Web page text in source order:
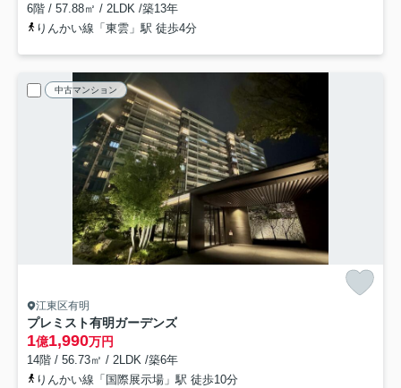
6階 / 57.88㎡ / 2LDK /築13年
りんかい線「東雲」駅 徒歩4分
中古マンション
江東区有明
プレミスト有明ガーデンズ
1億1,990万円
14階 / 56.73㎡ / 2LDK /築6年
りんかい線「国際展示場」駅 徒歩10分